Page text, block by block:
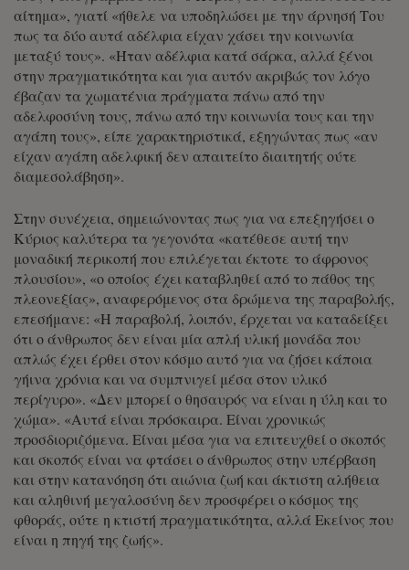
αίτημα», γιατί «ήθελε να υποδηλώσει με την άρνησή Του
πως τα δύο αυτά αδέλφια είχαν χάσει την κοινωνία
μεταξύ τους». «Ήταν αδέλφια κατά σάρκα, αλλά ξένοι
στην πραγματικότητα και για αυτόν ακριβώς τον λόγο
έβαζαν τα χωματένια πράγματα πάνω από την
αδελφοσύνη τους, πάνω από την κοινωνία τους και την
αγάπη τους», είπε χαρακτηριστικά, εξηγώντας πως «αν
είχαν αγάπη αδελφική δεν απαιτείτο διαιτητής ούτε
διαμεσολάβηση».
Στην συνέχεια, σημειώνοντας πως για να επεξηγήσει ο
Κύριος καλύτερα τα γεγονότα «κατέθεσε αυτή την
μοναδική περικοπή που επιλέγεται έκτοτε το άφρονος
πλουσίου», «ο οποίος έχει καταβληθεί από το πάθος της
πλεονεξίας», αναφερόμενος στα δρώμενα της παραβολής,
επεσήμανε: «Η παραβολή, λοιπόν, έρχεται να καταδείξει
ότι ο άνθρωπος δεν είναι μία απλή υλική μονάδα που
απλώς έχει έρθει στον κόσμο αυτό για να ζήσει κάποια
γήινα χρόνια και να συμπνιγεί μέσα στον υλικό
περίγυρο». «Δεν μπορεί ο θησαυρός να είναι η ύλη και το
χώμα». «Αυτά είναι πρόσκαιρα. Είναι χρονικώς
προσδιοριζόμενα. Είναι μέσα για να επιτευχθεί ο σκοπός
και σκοπός είναι να φτάσει ο άνθρωπος στην υπέρβαση
και στην κατανόηση ότι αιώνια ζωή και άκτιστη αλήθεια
και αληθινή μεγαλοσύνη δεν προσφέρει ο κόσμος της
φθοράς, ούτε η κτιστή πραγματικότητα, αλλά Εκείνος που
είναι η πηγή της ζωής».